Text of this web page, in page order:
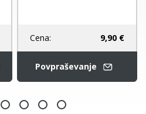
Cena: 9,90 €
Povpraševanje